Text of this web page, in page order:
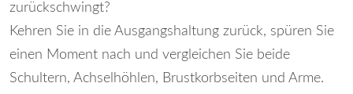
zurückschwingt?
Kehren Sie in die Ausgangshaltung zurück, spüren Sie
einen Moment nach und vergleichen Sie beide
Schultern, Achselhöhlen, Brustkorbseiten und Arme.